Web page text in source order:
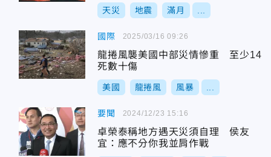
天災 地震 滿月
國際
龍捲風襲美國中部災情慘重 至少14
死數十傷
美國 龍捲風 風暴
2025/03/16 09:26
要聞
卓榮泰稱地方遇天災須自理 侯友
宜：應不分你我並肩作戰
2024/12/23 15:16